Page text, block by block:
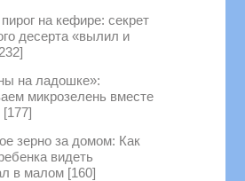
на кефире: секрет
десерта «вылил и
на ладошке»:
микрозелень вместе
зерно за домом: Как
видеть
в малом [160]